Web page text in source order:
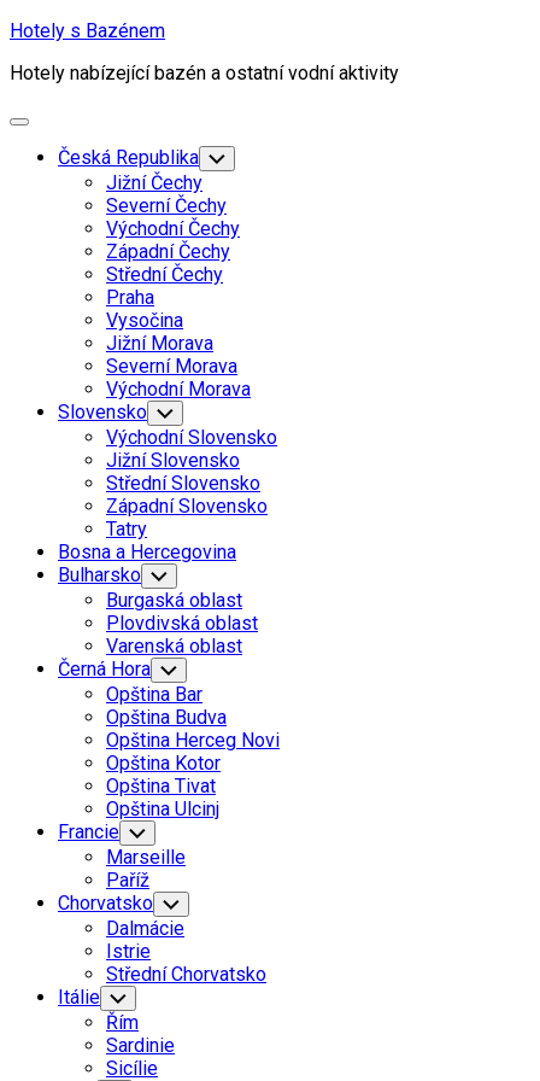
Skip
content
Hotely s Bazénem
Hotely nabízející bazén a ostatní vodní aktivity
Expand
Česká Republika Toggle
Child
Menu
Jižní Čechy
Severní Čechy
Východní Čechy
Západní Čechy
Střední Čechy
Praha
Vysočina
Jižní Morava
Severní Morava
Východní Morava
Slovensko Toggle
Child
Menu
Východní Slovensko
Jižní Slovensko
Střední Slovensko
Západní Slovensko
Tatry
Bosna a Hercegovina
Bulharsko Toggle
Child
Menu
Burgaská oblast
Plovdivská oblast
Varenská oblast
Černá Hora Toggle
Child
Menu
Opština Bar
Opština Budva
Opština Herceg Novi
Opština Kotor
Opština Tivat
Opština Ulcinj
Francie Toggle
Child
Menu
Marseille
Paříž
Chorvatsko Toggle
Child
Menu
Dalmácie
Istrie
Střední Chorvatsko
Itálie Toggle
Child
Menu
Řím
Sardinie
Sicílie